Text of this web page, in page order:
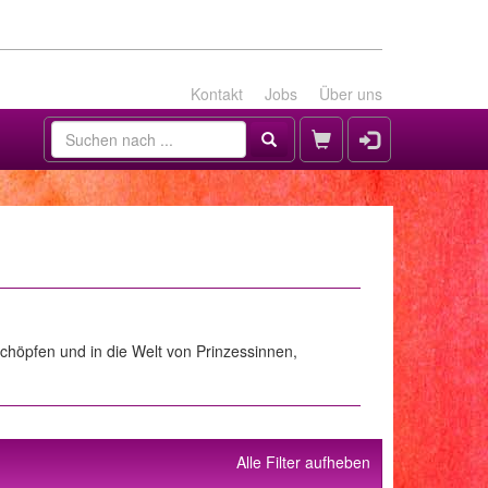
Kontakt Jobs Über uns
und in die Welt von Prinzessinnen,
Alle Filter aufheben